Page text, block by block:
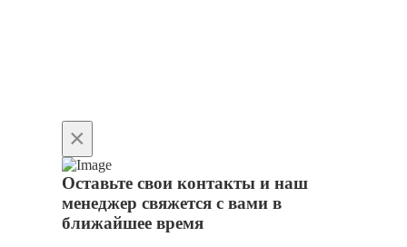
×
Оставьте свои контакты и наш
менеджер свяжется с вами в
ближайшее время